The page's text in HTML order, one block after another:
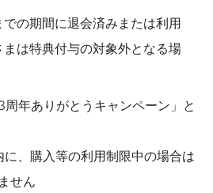
の期間に退会済みまたは利用
は特典付与の対象外となる場
年ありがとうキャンペーン」と
、購入等の利用制限中の場合は
せん